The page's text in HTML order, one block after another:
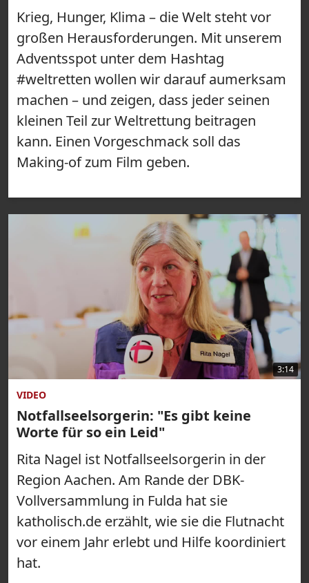
Krieg, Hunger, Klima – die Welt steht vor
großen Herausforderungen. Mit unserem
Adventsspot unter dem Hashtag
#weltretten wollen wir darauf aumerksam
machen – und zeigen, dass jeder seinen
kleinen Teil zur Weltrettung beitragen
kann. Einen Vorgeschmack soll das
Making-of zum Film geben.
3:14
VIDEO
Notfallseelsorgerin: "Es gibt keine
Worte für so ein Leid"
Rita Nagel ist Notfallseelsorgerin in der
Region Aachen. Am Rande der DBK-
Vollversammlung in Fulda hat sie
katholisch.de erzählt, wie sie die Flutnacht
vor einem Jahr erlebt und Hilfe koordiniert
hat.